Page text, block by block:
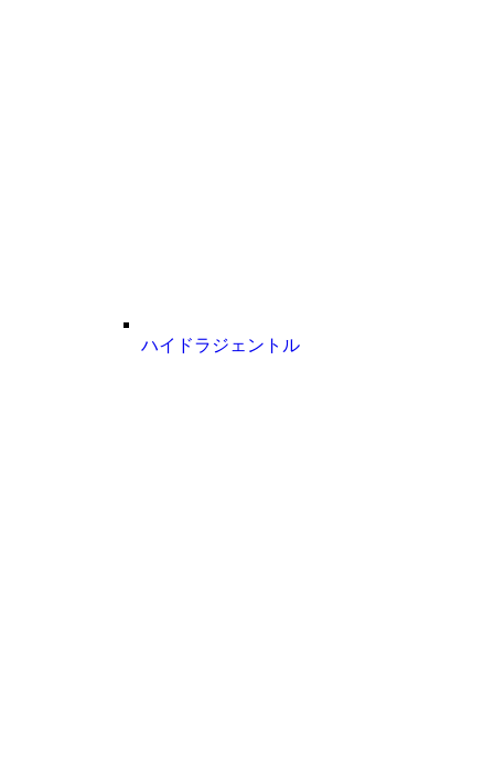
ハイドラジェントル